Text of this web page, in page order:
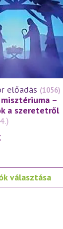
előadás (1056)
misztériuma –
a szeretetről
választása